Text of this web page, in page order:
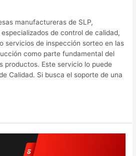
manufactureras de SLP,
de control de calidad,
servicios de inspección sorteo en las
como parte fundamental del
productos. Este servicio lo puede
Calidad. Si busca el soporte de una